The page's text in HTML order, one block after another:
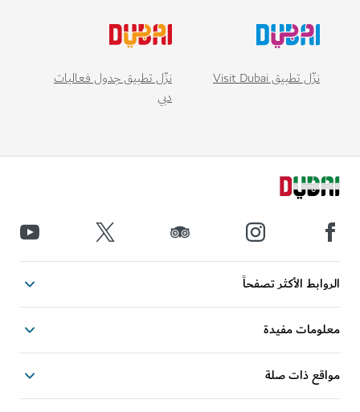
نزّل تطبيق Visit Dubai
نزّل تطبيق جدول فعاليات
الأكثر تصفحاً
مفيدة
ذات صلة